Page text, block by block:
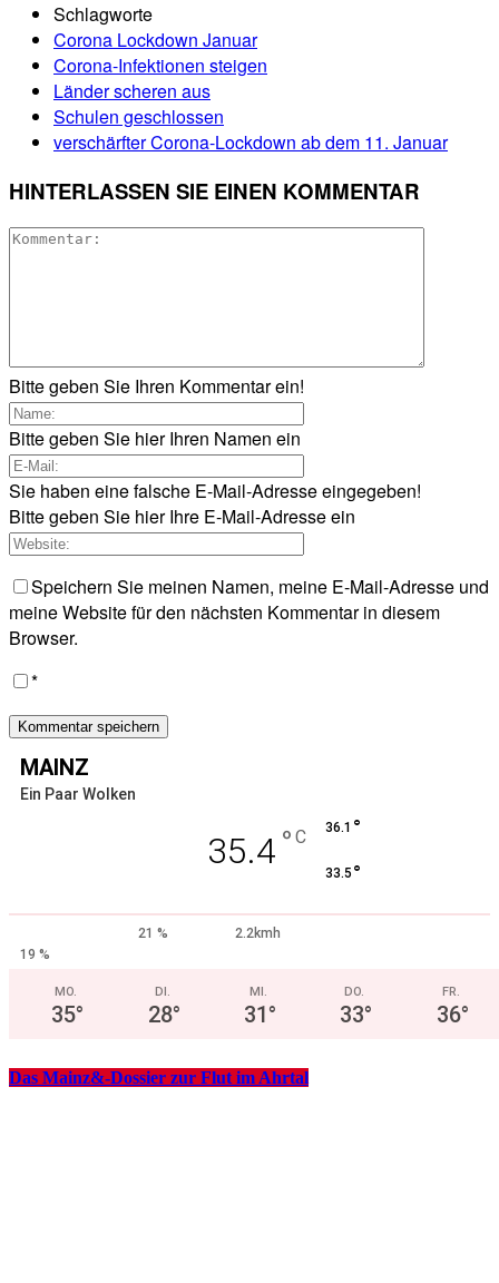
Schlagworte
Corona Lockdown Januar
Corona-Infektionen steigen
Länder scheren aus
Schulen geschlossen
verschärfter Corona-Lockdown ab dem 11. Januar
HINTERLASSEN SIE EINEN KOMMENTAR
Bitte geben Sie Ihren Kommentar ein!
Bitte geben Sie hier Ihren Namen ein
Sie haben eine falsche E-Mail-Adresse eingegeben!
Bitte geben Sie hier Ihre E-Mail-Adresse ein
Speichern Sie meinen Namen, meine E-Mail-Adresse und
meine Website für den nächsten Kommentar in diesem
Browser.
*
MAINZ
Ein Paar Wolken
35.4 ° C 36.1 °
33.5 °
21 %
2.2kmh
19 %
MO.
35°
DI.
28°
MI.
31°
DO.
33°
FR.
36°
Das Mainz&-Dossier zur Flut im Ahrtal